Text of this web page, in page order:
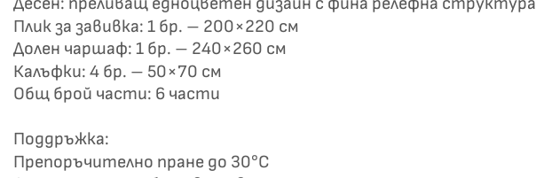
Плик за завивка: 1 бр. – 200×220 см
Долен чаршаф: 1 бр. – 240×260 см
Калъфки: 4 бр. – 50×70 см
Общ брой части: 6 части
Поддръжка:
Препоръчително пране до 30°C